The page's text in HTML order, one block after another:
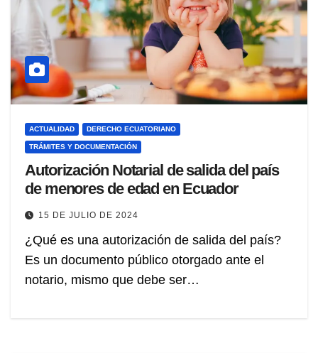
ACTUALIDAD DERECHO ECUATORIANO
TRÁMITES Y DOCUMENTACIÓN
Autorización Notarial de salida del país
de menores de edad en Ecuador
15 DE JULIO DE 2024
¿Qué es una autorización de salida del país?
Es un documento público otorgado ante el
notario, mismo que debe ser…